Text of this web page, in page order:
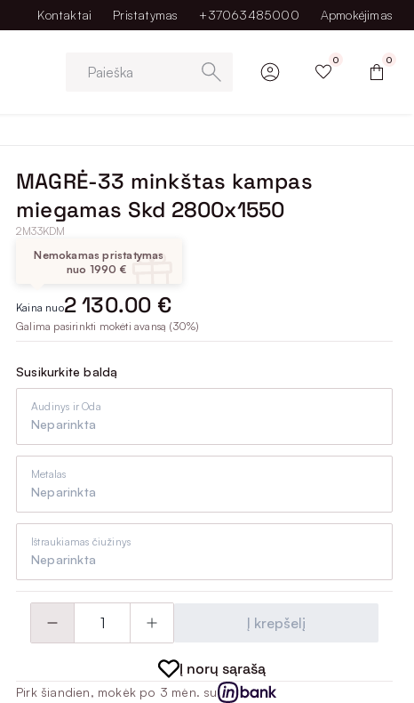
Kontaktai Pristatymas +37063485000 Apmokėjimas
Paieška
0 0
MAGRĖ-33 minkštas kampas
miegamas Skd 2800x1550
2M33KDM
Nemokamas pristatymas
nuo 1990 €
Kaina nuo2 130.00 €
Galima pasirinkti mokėti avansą (30%)
Susikurkite baldą
Audinys ir Oda
Neparinkta
Metalas
Neparinkta
Ištraukiamas čiužinys
Neparinkta
Į krepšelį
Į norų sąrašą
Pirk šiandien, mokėk po 3 mėn. su